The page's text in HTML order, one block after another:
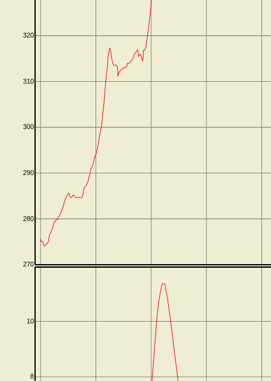
270
280
290
300
310
320
8
10